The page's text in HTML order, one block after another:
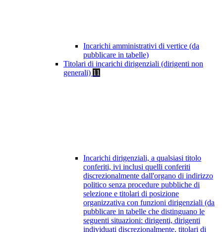
Incarichi amministrativi di vertice (da
pubblicare in tabelle)
Titolari di incarichi dirigenziali (dirigenti non
generali) 11
Incarichi dirigenziali, a qualsiasi titolo
conferiti, ivi inclusi quelli conferiti
discrezionalmente dall'organo di indirizzo
politico senza procedure pubbliche di
selezione e titolari di posizione
organizzativa con funzioni dirigenziali (da
pubblicare in tabelle che distinguano le
seguenti situazioni: dirigenti, dirigenti
individuati discrezionalmente, titolari di